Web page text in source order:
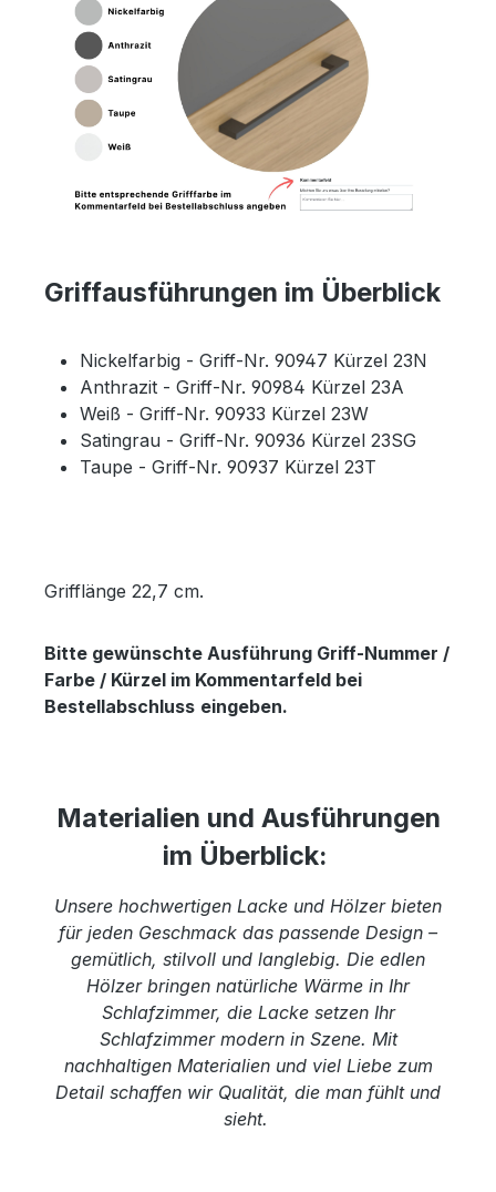
Griffausführungen im Überblick
Nickelfarbig - Griff-Nr. 90947 Kürzel 23N
Anthrazit - Griff-Nr. 90984 Kürzel 23A
Weiß - Griff-Nr. 90933 Kürzel 23W
Satingrau - Griff-Nr. 90936 Kürzel 23SG
Taupe - Griff-Nr. 90937 Kürzel 23T
Grifflänge 22,7 cm.
Bitte gewünschte Ausführung Griff-Nummer /
Farbe / Kürzel im Kommentarfeld bei
Bestellabschluss eingeben.
Materialien und Ausführungen
im Überblick:
Unsere hochwertigen Lacke und Hölzer bieten
für jeden Geschmack das passende Design –
gemütlich, stilvoll und langlebig. Die edlen
Hölzer bringen natürliche Wärme in Ihr
Schlafzimmer, die Lacke setzen Ihr
Schlafzimmer modern in Szene. Mit
nachhaltigen Materialien und viel Liebe zum
Detail schaffen wir Qualität, die man fühlt und
sieht.